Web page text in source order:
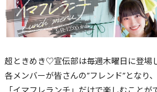
超ときめき♡宣伝部は毎週木曜日に登場
各メンバーが皆さんの”フレンド”となり、